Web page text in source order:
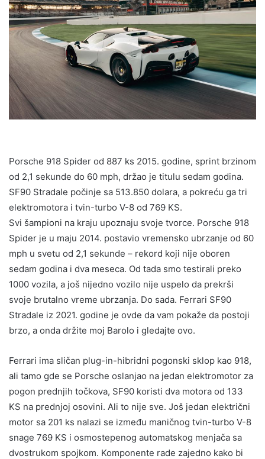
Porsche 918 Spider od 887 ks 2015. godine, sprint brzinom
od 2,1 sekunde do 60 mph, držao je titulu sedam godina.
SF90 Stradale počinje sa 513.850 dolara, a pokreću ga tri
elektromotora i tvin-turbo V-8 od 769 KS.
Svi šampioni na kraju upoznaju svoje tvorce. Porsche 918
Spider je u maju 2014. postavio vremensko ubrzanje od 60
mph u svetu od 2,1 sekunde – rekord koji nije oboren
sedam godina i dva meseca. Od tada smo testirali preko
1000 vozila, a još nijedno vozilo nije uspelo da prekrši
svoje brutalno vreme ubrzanja. Do sada. Ferrari SF90
Stradale iz 2021. godine je ovde da vam pokaže da postoji
brzo, a onda držite moj Barolo i gledajte ovo.
Ferrari ima sličan plug-in-hibridni pogonski sklop kao 918,
ali tamo gde se Porsche oslanjao na jedan elektromotor za
pogon prednjih točkova, SF90 koristi dva motora od 133
KS na prednjoj osovini. Ali to nije sve. Još jedan električni
motor sa 201 ks nalazi se između maničnog tvin-turbo V-8
snage 769 KS i osmostepenog automatskog menjača sa
dvostrukom spojkom. Komponente rade zajedno kako bi